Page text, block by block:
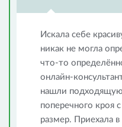
Искала себе
никак не могла
что-то
онлайн-
нашли
поперечного
размер. Приехала